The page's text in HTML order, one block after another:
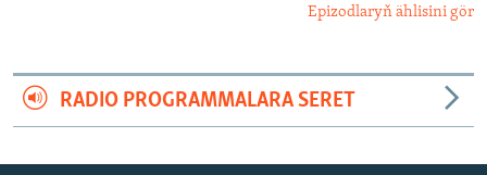
Epizodlaryň ählisini gör
RADIO PROGRAMMALARA SERET